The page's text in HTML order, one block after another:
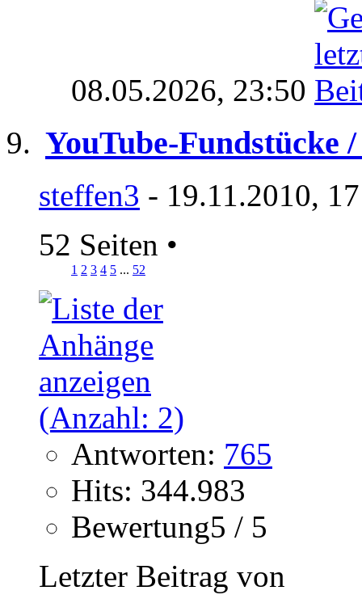
08.05.2026, 23:50
YouTube-Fundstücke
steffen3 - 19.11.2010,
52 Seiten •
1 2 3 4 5 ... 52
Antworten: 765
Hits: 344.983
Bewertung5 / 5
Letzter Beitrag von